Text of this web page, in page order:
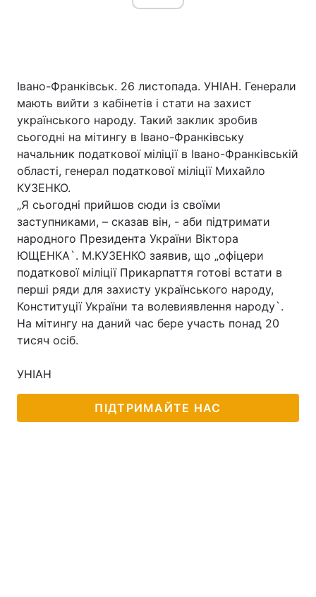
Івано-Франківськ. 26 листопада. УНІАН. Генерали
мають вийти з кабінетів і стати на захист
українського народу. Такий заклик зробив
сьогодні на мітингу в Івано-Франківську
начальник податкової міліції в Івано-Франківській
області, генерал податкової міліції Михайло
КУЗЕНКО.
„Я сьогодні прийшов сюди із своїми
заступниками, – сказав він, - аби підтримати
народного Президента України Віктора
ЮЩЕНКА`. М.КУЗЕНКО заявив, що „офіцери
податкової міліції Прикарпаття готові встати в
перші ряди для захисту українського народу,
Конституції України та волевиявлення народу`.
На мітингу на даний час бере участь понад 20
тисяч осіб.
УНІАН
ПІДТРИМАЙТЕ НАС